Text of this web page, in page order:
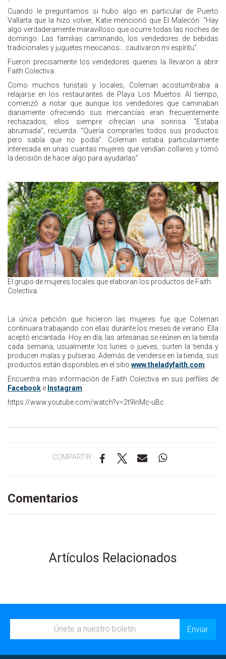
Cuando le preguntamos si hubo algo en particular de Puerto
Vallarta que la hizo volver, Katie mencionó que El Malecón. “Hay
algo verdaderamente maravilloso que ocurre todas las noches de
domingo. Las familias caminando, los vendedores de bebidas
tradicionales y juguetes mexicanos… cautivaron mi espíritu”.
Fueron precisamente los vendedores quienes la llevaron a abrir
Faith Colectiva.
Como muchos turistas y locales, Coleman acostumbraba a
relajarse en los restaurantes de Playa Los Muertos. Al tiempo,
comenzó a notar que aunque los vendedores que caminaban
diariamente ofreciendo sus mercancías eran frecuentemente
rechazados, ellos siempre ofrecían una sonrisa. “Estaba
abrumada”, recuerda. “Quería comprarles todos sus productos
pero sabía que no podía”. Coleman estaba particularmente
interesada en unas cuantas mujeres que vendían collares y tomó
la decisión de hacer algo para ayudarlas”.
El grupo de mujeres locales que elaboran los productos de Faith
Colectiva.
La única petición que hicieron las mujeres fue que Coleman
continuara trabajando con ellas durante los meses de verano. Ella
aceptó encantada. Hoy en día, las artesanas se reúnen en la tienda
cada semana, usualmente los lunes o jueves, surten la tienda y
producen malas y pulseras. Además de venderse en la tienda, sus
productos están disponibles en el sitio www.theladyfaith.com
Encuentra más información de Faith Colectiva en sus perfiles de
Facebook e Instagram
https://www.youtube.com/watch?v=2t9lnMc-uBc
COMPARTIR
Comentarios
Artículos Relacionados